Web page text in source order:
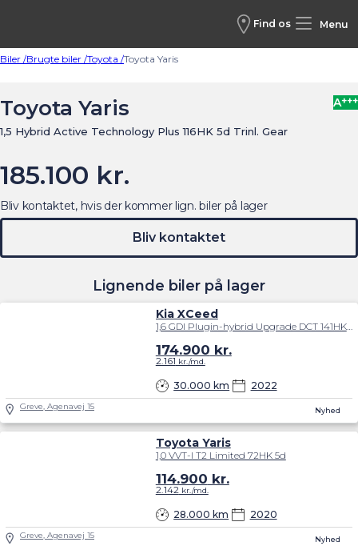
Find os Menu
Biler /Brugte biler /Toyota /Toyota Yaris
Toyota Yaris
1,5 Hybrid Active Technology Plus 116HK 5d Trinl. Gear
A+++
185.100 kr.
Lignende biler på lager
Nyhed
Kia XCeed
1,6 GDI Plugin-hybrid Upgrade DCT 141HK 5d 6g Aut.
30.000 km 2022
174.900 kr.
2.161 kr./md.
Greve, Agenavej 15
Nyhed
Toyota Yaris
1,0 VVT-I T2 Limited 72HK 5d
28.000 km 2020
114.900 kr.
2.142kr./md.
Greve, Agenavej 15
Bliv kontaktet, hvis der kommer lign. biler på lager
Bliv kontaktet